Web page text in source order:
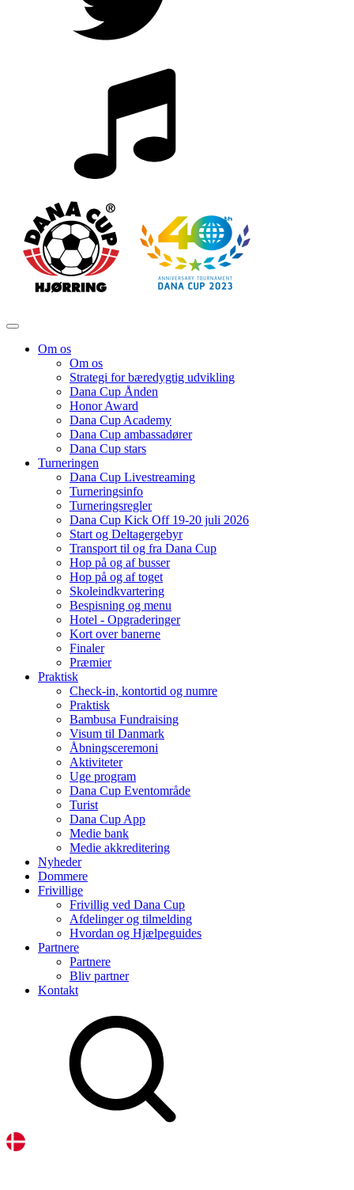
Om os
Om os
Strategi for bæredygtig udvikling
Dana Cup Ånden
Honor Award
Dana Cup Academy
Dana Cup ambassadører
Dana Cup stars
Turneringen
Dana Cup Livestreaming
Turneringsinfo
Turneringsregler
Dana Cup Kick Off 19-20 juli 2026
Start og Deltagergebyr
Transport til og fra Dana Cup
Hop på og af busser
Hop på og af toget
Skoleindkvartering
Bespisning og menu
Hotel - Opgraderinger
Kort over banerne
Finaler
Præmier
Praktisk
Check-in, kontortid og numre
Praktisk
Bambusa Fundraising
Visum til Danmark
Åbningsceremoni
Aktiviteter
Uge program
Dana Cup Eventområde
Turist
Dana Cup App
Medie bank
Medie akkreditering
Nyheder
Dommere
Frivillige
Frivillig ved Dana Cup
Afdelinger og tilmelding
Hvordan og Hjælpeguides
Partnere
Partnere
Bliv partner
Kontakt